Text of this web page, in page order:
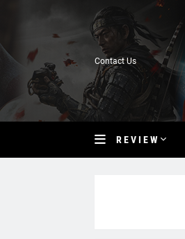
Contact Us
R E V I E W